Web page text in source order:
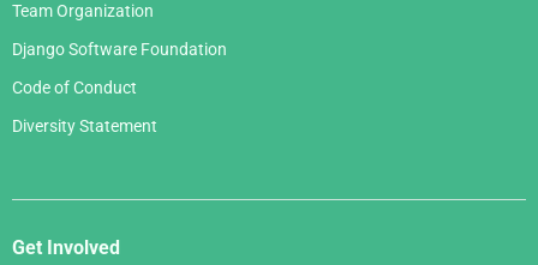
Team Organization
Django Software Foundation
Code of Conduct
Diversity Statement
Get Involved